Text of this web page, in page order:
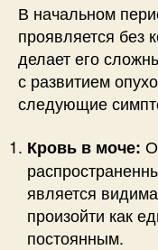
В начальном
проявляется без
делает его
с развитием
следующие
Кровь в моче:
является
произойти как
постоянным.